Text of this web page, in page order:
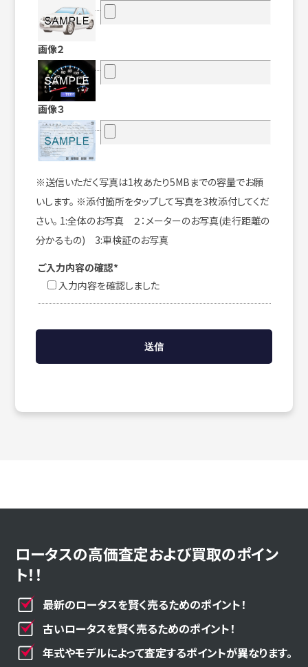
画像２
画像３
※送信いただく写真は1枚あたり5MBまでの容量でお願
いします。 ※添付箇所をタップして写真を3枚添付してくだ
さい。 1:全体のお写真 ２：メーターのお写真(走行距離の
分かるもの) 3:車検証のお写真
ご入力内容の確認*
入力内容を確認しました
ロータスの高価査定および買取のポイン
ト！！
最新のロータスを賢く売るためのポイント！
古いロータスを賢く売るためのポイント！
年式やモデルによって査定するポイントが異なります。